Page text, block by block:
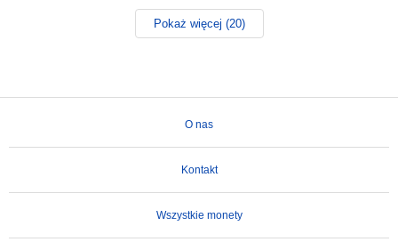
Pokaż więcej (20)
O nas
Kontakt
Wszystkie monety